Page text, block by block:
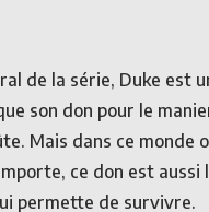
de la série, Duke est
son don pour le
Mais dans ce monde
ce don est aussi
permette de survivre.